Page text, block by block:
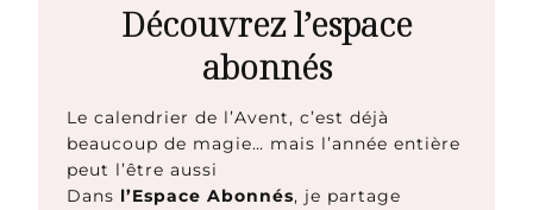
Découvrez l’espace
abonnés
Le calendrier de l’Avent, c’est déjà
beaucoup de magie… mais l’année entière
peut l’être aussi
Dans l’Espace Abonnés, je partage